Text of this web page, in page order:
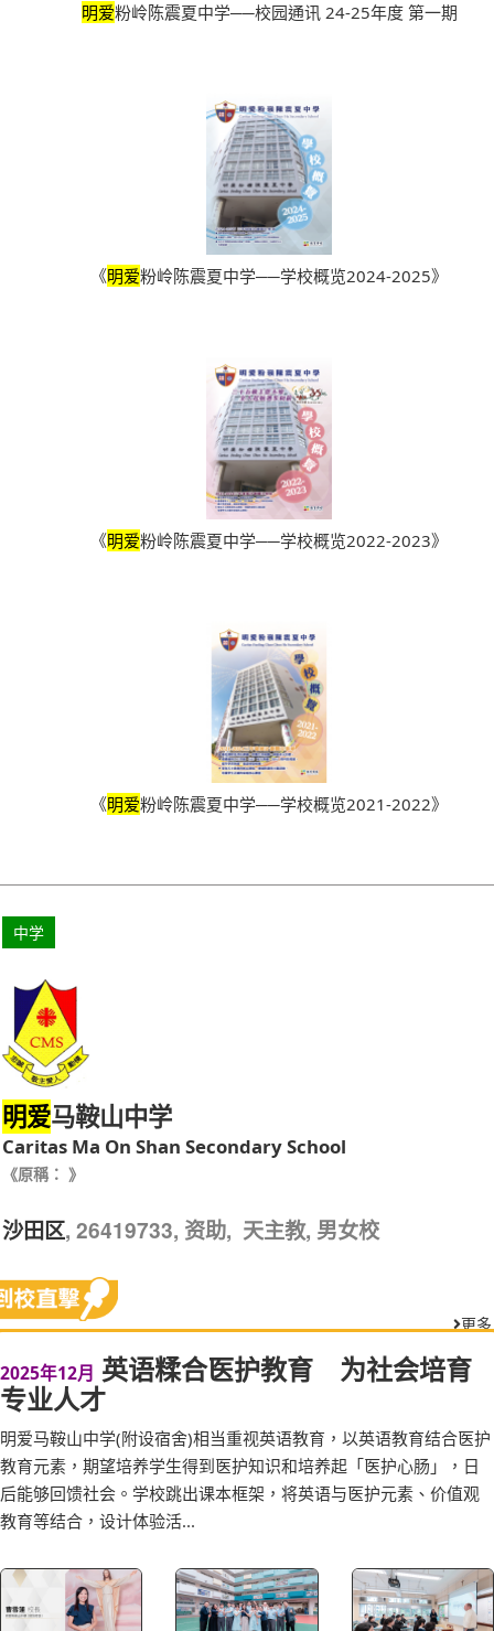
明爱粉岭陈震夏中学──校园通讯 24-25年度 第一期
《明爱粉岭陈震夏中学──学校概览2024-2025》
《明爱粉岭陈震夏中学──学校概览2022-2023》
《明爱粉岭陈震夏中学──学校概览2021-2022》
中学
明爱马鞍山中学
Caritas Ma On Shan Secondary School
《原稱： 》
沙田区, 26419733, 资助, 天主教, 男女校
更多
2025年12月 英语糅合医护教育 为社会培育
专业人才
明爱马鞍山中学(附设宿舍)相当重视英语教育，以英语教育结合医护
教育元素，期望培养学生得到医护知识和培养起「医护心肠」，日
后能够回馈社会。学校跳出课本框架，将英语与医护元素、价值观
教育等结合，设计体验活...